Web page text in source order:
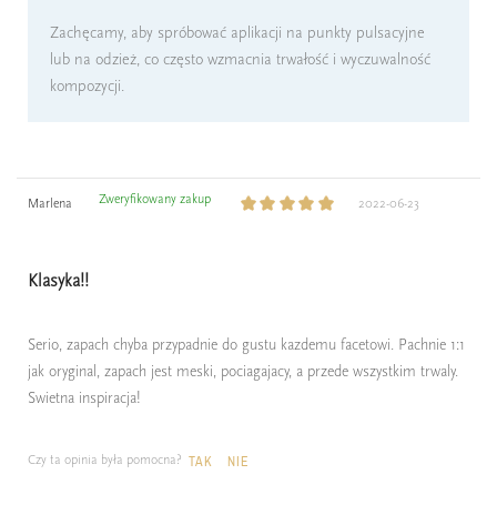
Zachęcamy, aby spróbować aplikacji na punkty pulsacyjne
lub na odzież, co często wzmacnia trwałość i wyczuwalność
kompozycji.
Marlena Zweryfikowany zakup 2022-06-23
Klasyka!!
Serio, zapach chyba przypadnie do gustu kazdemu facetowi. Pachnie 1:1
jak oryginal, zapach jest meski, pociagajacy, a przede wszystkim trwaly.
Swietna inspiracja!
Czy ta opinia była pomocna? TAK NIE